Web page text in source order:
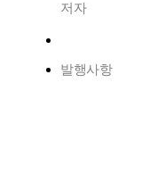
저자
발행사항